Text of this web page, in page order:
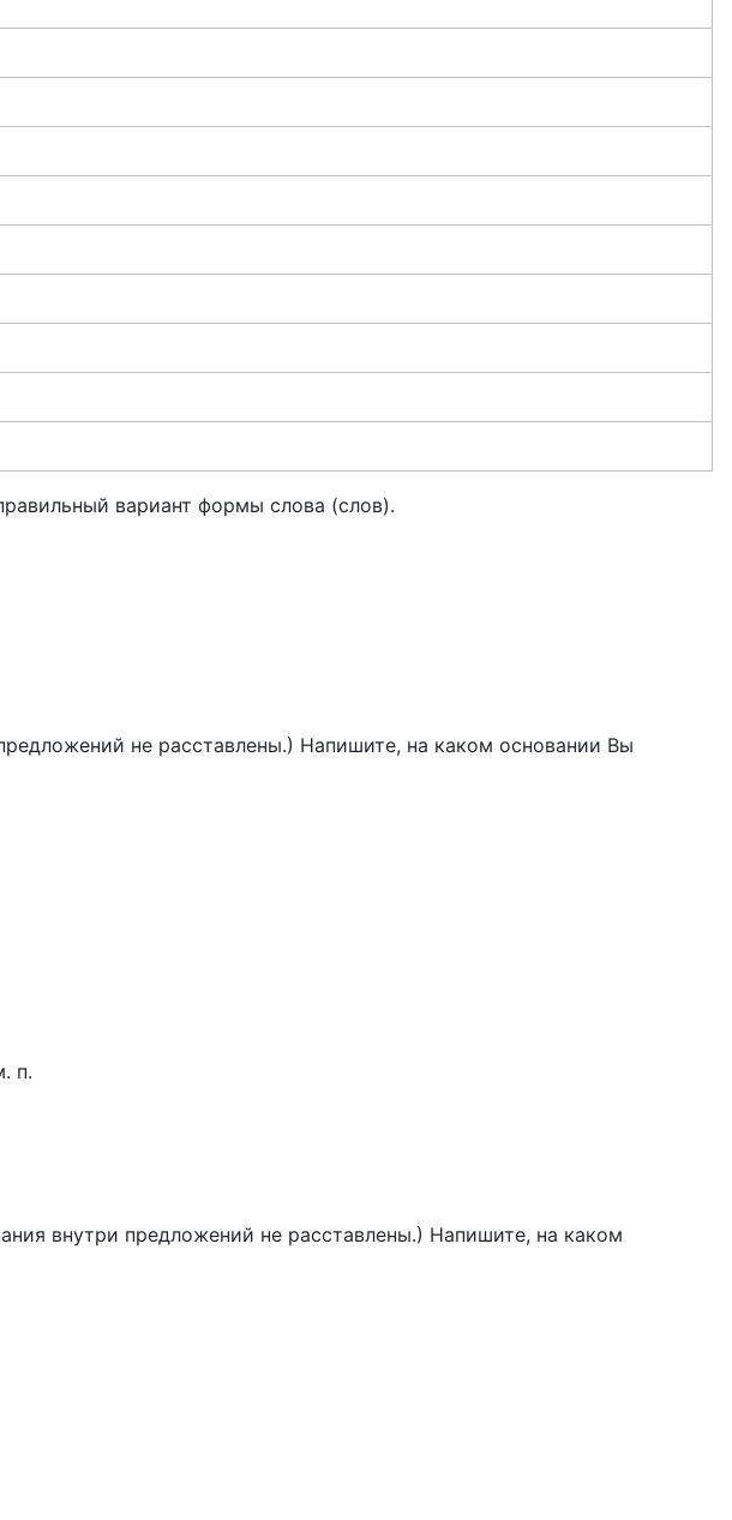
вариант формы слова (слов).
не расставлены.) Напишите, на каком основании Вы
п.
внутри предложений не расставлены.) Напишите, на каком